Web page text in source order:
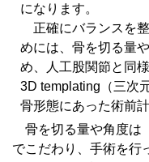
になります。
正確にバランスを
めには、骨を切る量
め、人工股関節と同
3D templating（三次
骨形態にあった術前
骨を切る量や角度は
でこだわり、手術を行